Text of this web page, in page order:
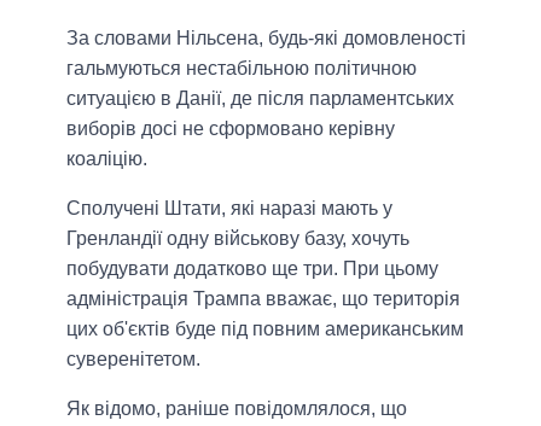
За словами Нільсена, будь-які домовленості
гальмуються нестабільною політичною
ситуацією в Данії, де після парламентських
виборів досі не сформовано керівну
коаліцію.
Сполучені Штати, які наразі мають у
Гренландії одну військову базу, хочуть
побудувати додатково ще три. При цьому
адміністрація Трампа вважає, що територія
цих об'єктів буде під повним американським
суверенітетом.
Як відомо, раніше повідомлялося, що